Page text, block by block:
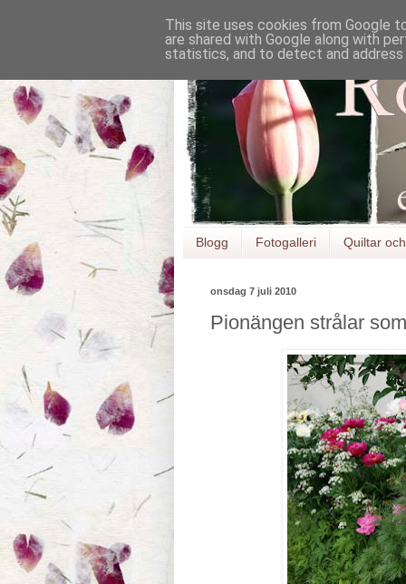
Blogg Fotogalleri Quiltar
onsdag 7 juli 2010
Pionängen strålar
This site uses cookies from Google
are shared with Google along with
statistics, and to detect and address